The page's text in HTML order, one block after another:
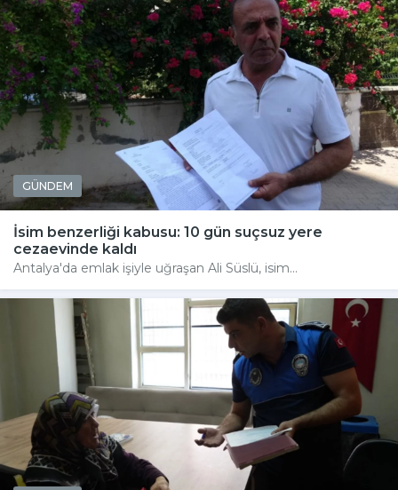
GÜNDEM
İsim benzerliği kabusu: 10 gün suçsuz yere
cezaevinde kaldı
Antalya'da emlak işiyle uğraşan Ali Süslü, isim...